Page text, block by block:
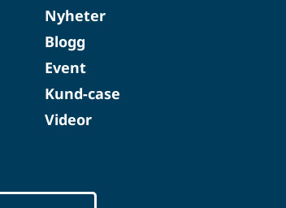
Nyheter
Blogg
Event
Kund-case
Videor